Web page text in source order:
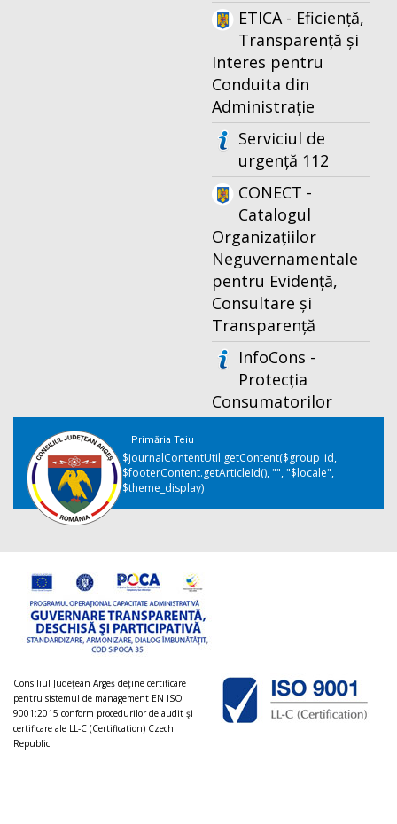
ETICA - Eficiență,
Transparență și
Interes pentru
Conduita din
Administrație
Serviciul de
urgență 112
CONECT -
Catalogul
Organizațiilor
Neguvernamentale
pentru Evidență,
Consultare și
Transparență
InfoCons -
Protecția
Consumatorilor
Primăria Teiu
$journalContentUtil.getContent($group_id,
$footerContent.getArticleId(), "", "$locale",
$theme_display)
Consiliul Judeţean Argeș deţine certificare
pentru sistemul de management EN ISO
9001:2015 conform procedurilor de audit şi
certificare ale LL-C (Certification) Czech
Republic